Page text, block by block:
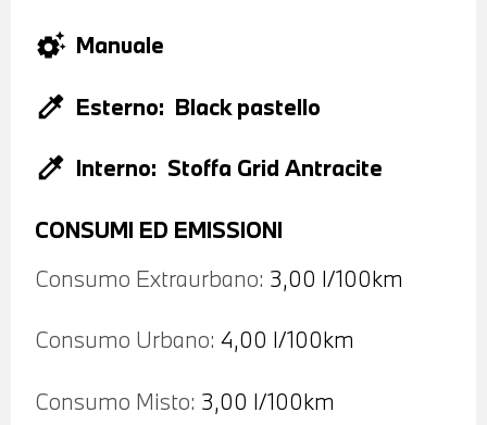
settings_suggest Manuale
colorize Esterno: Black pastello
colorize Interno: Stoffa Grid Antracite
CONSUMI ED EMISSIONI
Consumo Extraurbano: 3,00 l/100km
Consumo Urbano: 4,00 l/100km
Consumo Misto: 3,00 l/100km